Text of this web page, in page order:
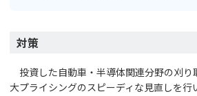
対策
投資した自動車・半導体関連分野の刈り
大プライシングのスピーディな見直しを行